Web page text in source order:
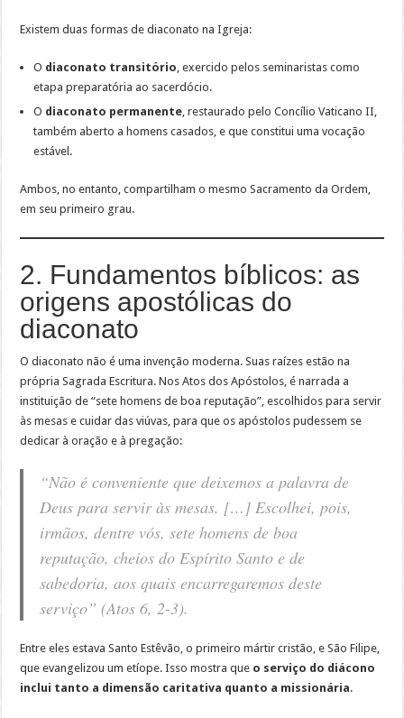
Existem duas formas de diaconato na Igreja:
O diaconato transitório, exercido pelos seminaristas como
etapa preparatória ao sacerdócio.
O diaconato permanente, restaurado pelo Concílio Vaticano II,
também aberto a homens casados, e que constitui uma vocação
estável.
Ambos, no entanto, compartilham o mesmo Sacramento da Ordem,
em seu primeiro grau.
2. Fundamentos bíblicos: as
origens apostólicas do
diaconato
O diaconato não é uma invenção moderna. Suas raízes estão na
própria Sagrada Escritura. Nos Atos dos Apóstolos, é narrada a
instituição de “sete homens de boa reputação”, escolhidos para servir
às mesas e cuidar das viúvas, para que os apóstolos pudessem se
dedicar à oração e à pregação:
“Não é conveniente que deixemos a palavra de
Deus para servir às mesas. […] Escolhei, pois,
irmãos, dentre vós, sete homens de boa
reputação, cheios do Espírito Santo e de
sabedoria, aos quais encarregaremos deste
serviço” (Atos 6, 2-3).
Entre eles estava Santo Estêvão, o primeiro mártir cristão, e São Filipe,
que evangelizou um etíope. Isso mostra que o serviço do diácono
inclui tanto a dimensão caritativa quanto a missionária.